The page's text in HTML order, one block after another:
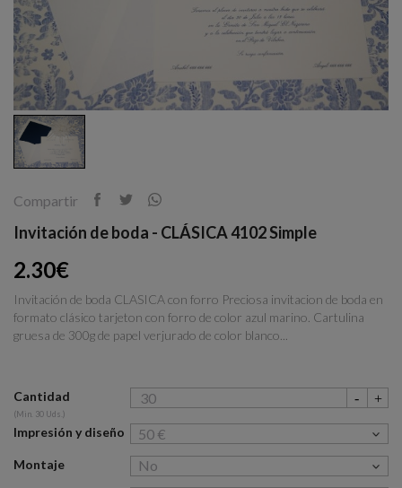
Compartir
Invitación de boda - CLÁSICA 4102 Simple
2.30€
Invitación de boda CLASICA con forro Preciosa invitacion de boda en
formato clásico tarjeton con forro de color azul marino. Cartulina
gruesa de 300g de papel verjurado de color blanco...
Cantidad
(Min. 30 Uds.)
Impresión y diseño
Montaje